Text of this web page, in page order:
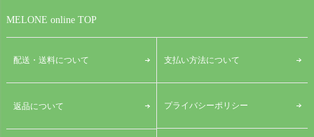
MELONE online TOP
配送・送料について 支払い方法について
返品について プライバシーポリシー